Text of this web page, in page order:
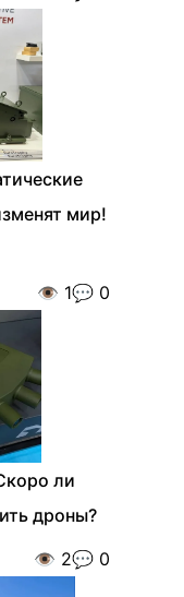
мир!
👁️ 1💬 0
ли
дроны?
👁️ 2💬 0